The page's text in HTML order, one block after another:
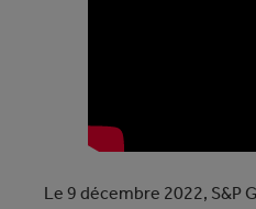
Le 9 décembre 2022, S&P